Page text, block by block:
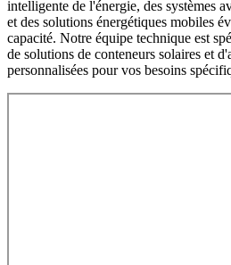
intelligente de l'énergie, des systèmes
et des solutions énergétiques mobiles
capacité. Notre équipe technique est
de solutions de conteneurs solaires et
personnalisées pour vos besoins